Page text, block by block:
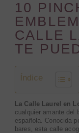
10
CALLE
TE
Índice
La Calle Laurel en
cualquier amante del
española. Conocida
bares, esta calle